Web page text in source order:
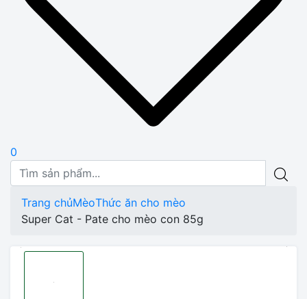
0
Trang chủMèoThức ăn cho mèo
Super Cat - Pate cho mèo con 85g